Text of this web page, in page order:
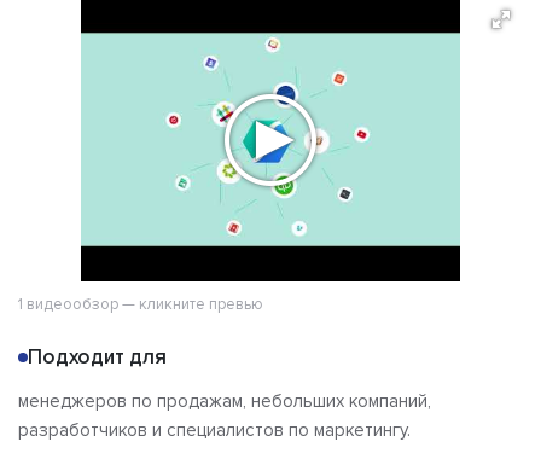
1 видеообзор — кликните превью
Подходит для
менеджеров по продажам, небольших компаний,
разработчиков и специалистов по маркетингу.